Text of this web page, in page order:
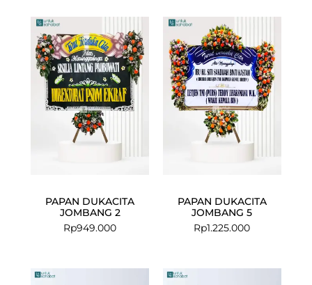
PAPAN DUKACITA
JOMBANG 2
Rp949.000
PAPAN DUKACITA
JOMBANG 5
Rp1.225.000